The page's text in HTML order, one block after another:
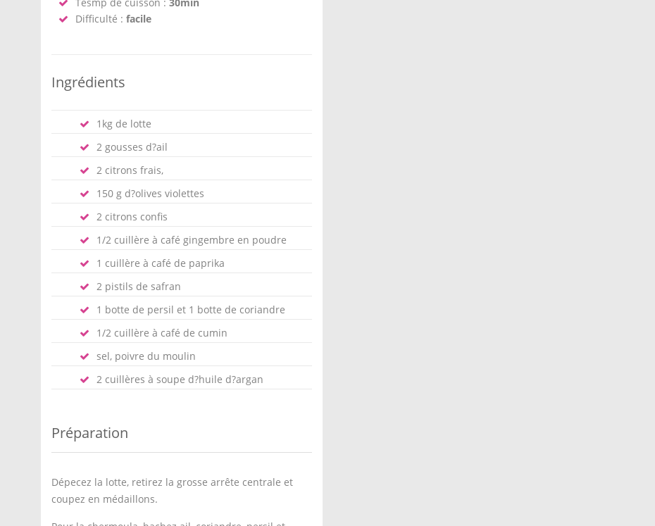
Difficulté : facile
Ingrédients
1kg de lotte
2 gousses d?ail
2 citrons frais,
150 g d?olives violettes
2 citrons confis
1/2 cuillère à café gingembre en poudre
1 cuillère à café de paprika
2 pistils de safran
1 botte de persil et 1 botte de coriandre
1/2 cuillère à café de cumin
sel, poivre du moulin
2 cuillères à soupe d?huile d?argan
Préparation
Dépecez la lotte, retirez la grosse arrête centrale et
coupez en médaillons.